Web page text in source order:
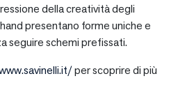
della creatività degli
presentano forme uniche e
seguire schemi prefissati.
per scoprire di più